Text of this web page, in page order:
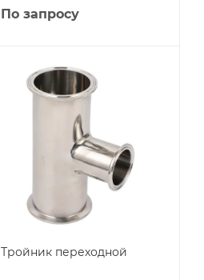
По запросу
Тройник переходной